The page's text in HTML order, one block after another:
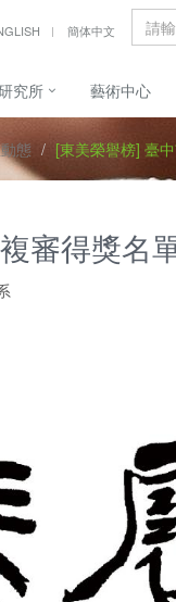
簡体中文
究所 藝術中心
態 [東美榮譽榜] 臺
審得獎名